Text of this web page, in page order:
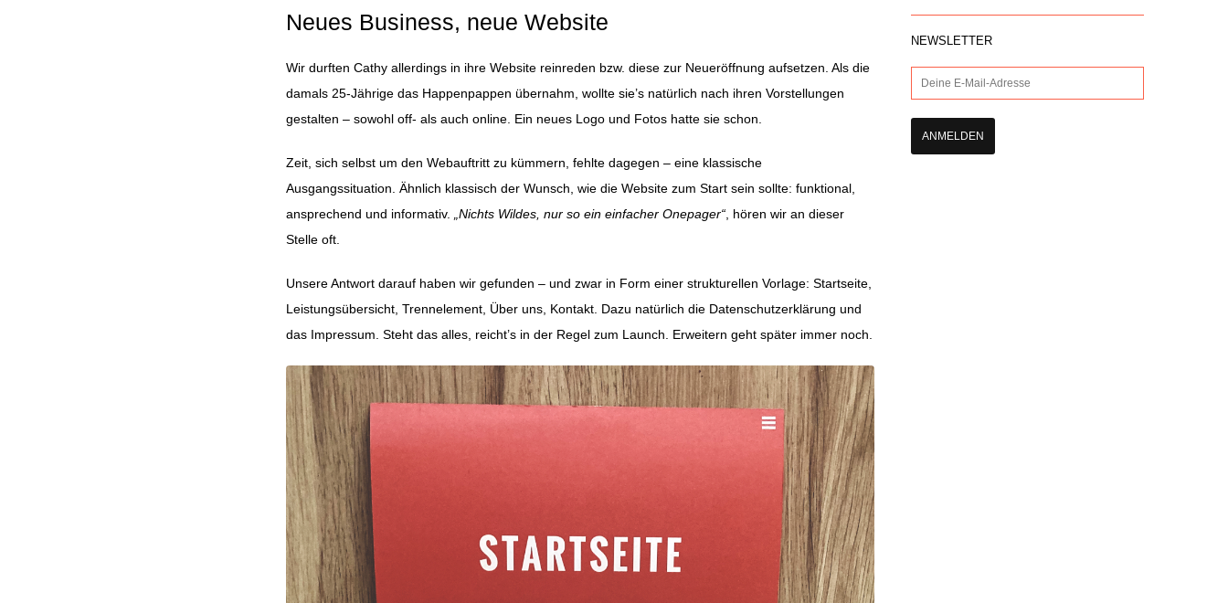
Neues Business, neue Website
Wir durften Cathy allerdings in ihre Website reinreden bzw. diese zur Neueröffnung aufsetzen. Als die
damals 25-Jährige das Happenpappen übernahm, wollte sie’s natürlich nach ihren Vorstellungen
gestalten – sowohl off- als auch online. Ein neues Logo und Fotos hatte sie schon.
Zeit, sich selbst um den Webauftritt zu kümmern, fehlte dagegen – eine klassische
Ausgangssituation. Ähnlich klassisch der Wunsch, wie die Website zum Start sein sollte: funktional,
ansprechend und informativ.
„Nichts Wildes, nur so ein einfacher Onepager“ , hören wir an dieser
Stelle oft.
Unsere Antwort darauf haben wir gefunden – und zwar in Form einer strukturellen Vorlage: Startseite,
Leistungsübersicht, Trennelement, Über uns, Kontakt. Dazu natürlich die Datenschutzerklärung und
das Impressum. Steht das alles, reicht’s in der Regel zum Launch. Erweitern geht später immer noch.
NEWSLETTER